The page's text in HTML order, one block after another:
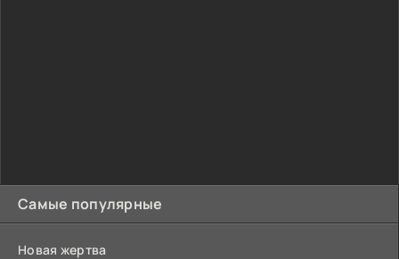
Самые популярные
Новая жертва